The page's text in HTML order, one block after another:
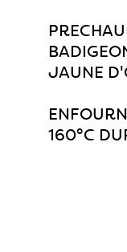
JAUNE
160°C